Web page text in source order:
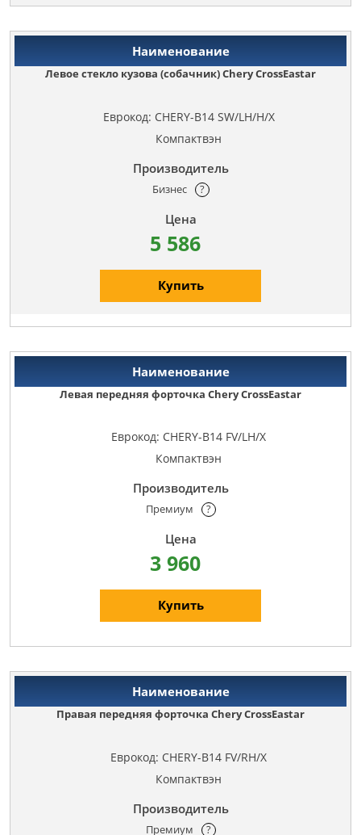
Левое стекло кузова (собачник) Chery CrossEastar
Еврокод: CHERY-B14 SW/LH/H/X
Компактвэн
Бизнес ?
5 586
Купить
Левая передняя форточка Chery CrossEastar
Еврокод: CHERY-B14 FV/LH/X
Компактвэн
Премиум ?
3 960
Купить
Правая передняя форточка Chery CrossEastar
Еврокод: CHERY-B14 FV/RH/X
Компактвэн
Премиум ?